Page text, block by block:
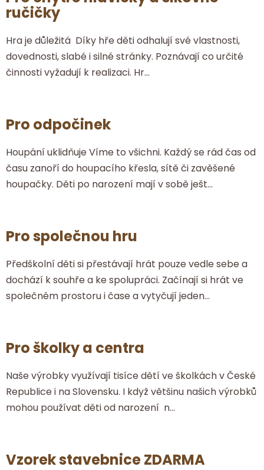
ručičky
Hra je důležitá Díky hře děti odhalují své vlastnosti,
dovednosti, slabé i silné stránky. Poznávají co určité
činnosti vyžadují k realizaci. Hr...
Pro odpočinek
Houpání uklidňuje Víme to všichni. Každý se rád čas od
času zanoří do houpacího křesla, sítě či zavěšené
houpačky. Děti po narození mají v sobě ješt...
Pro společnou hru
Předškolní děti si přestávají hrát pouze vedle sebe a
dochází k souhře a ke spolupráci. Začínají si hrát ve
společném prostoru i čase a vytyčují jeden...
Pro školky a centra
Naše výrobky využívají tisíce dětí ve školkách v České
Republice i na Slovensku. I když většinu našich výrobků
mohou používat děti od narození n...
Vzorek stavebnice ZDARMA